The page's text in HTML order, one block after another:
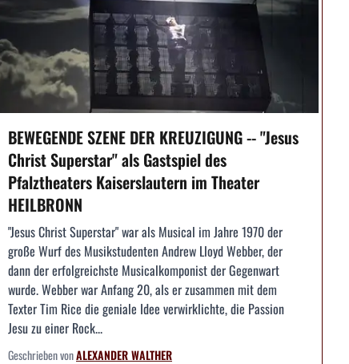
BEWEGENDE SZENE DER KREUZIGUNG -- "Jesus
Christ Superstar" als Gastspiel des
Pfalztheaters Kaiserslautern im Theater
HEILBRONN
"Jesus Christ Superstar" war als Musical im Jahre 1970 der
große Wurf des Musikstudenten Andrew Lloyd Webber, der
dann der erfolgreichste Musicalkomponist der Gegenwart
wurde. Webber war Anfang 20, als er zusammen mit dem
Texter Tim Rice die geniale Idee verwirklichte, die Passion
Jesu zu einer Rock...
Geschrieben vonALEXANDER WALTHER